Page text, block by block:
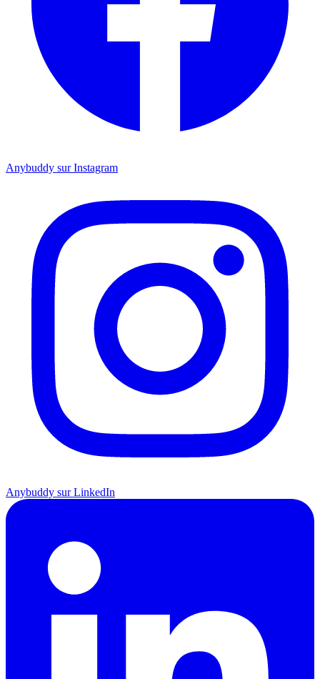
Anybuddy sur Instagram
Anybuddy sur LinkedIn